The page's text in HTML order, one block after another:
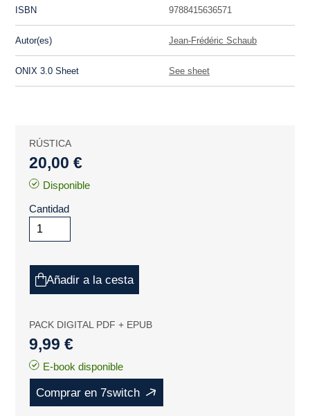
ISBN 9788415636571
Autor(es) Jean-Frédéric Schaub
ONIX 3.0 Sheet See sheet
RÚSTICA
20,00 €
Disponible
Cantidad
Añadir a la cesta
PACK DIGITAL PDF + EPUB
9,99 €
E-book disponible
Comprar en 7switch